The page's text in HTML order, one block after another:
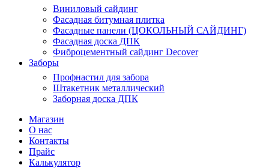
Виниловый сайдинг
Фасадная битумная плитка
Фасадные панели (ЦОКОЛЬНЫЙ САЙДИНГ)
Фасадная доска ДПК
Фиброцементный сайдинг Decover
Заборы
Профнастил для забора
Штакетник металлический
Заборная доска ДПК
Магазин
О нас
Контакты
Прайс
Калькулятор